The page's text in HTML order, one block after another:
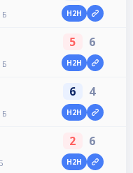
Б H2H
Б
5 6
H2H
Б
6 4
H2H
2 6
H2H